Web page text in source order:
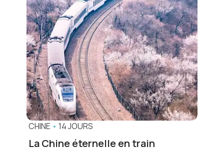
CHINE • 14 JOURS
La Chine éternelle en train